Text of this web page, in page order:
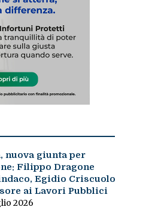
nuova giunta per
Filippo Dragone
Egidio Criscuolo
ai Lavori Pubblici
2026